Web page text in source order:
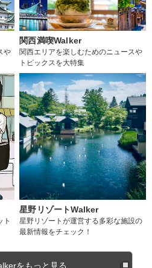
や
関西満喫Walker
関西エリアを楽しむためのニュースや
トピックスを大特集
ト
星野リゾートWalker
星野リゾートが運営する多彩な施設の
最新情報をチェック！
をもっと見る